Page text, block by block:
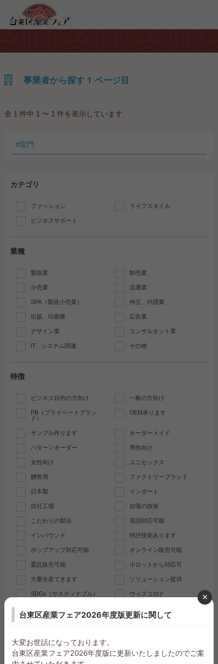
事業者から探す 1 ページ目
全 1 件中 1 〜 1 件を表示しています
カテゴリ
ファッション ライフスタイル
ビジネスサポート
業種
製造業 卸売業
小売業 流通業
SPA（製造小売業） 仲立、代理業
出版、印刷業 広告業
デザイン業 コンサルタント業
IT、システム関連 その他
特徴
ビジネス目的の方向け 一般の方向け
PB（プライベートブラン
ド）
OEM承ります
サンプル作ります オーダーメイド
パターンオーダー 男性向け
女性向け ユニセックス
贈答用 ファクトリーブランド
日本製 インポート
自社工場 自慢の技術
こだわりの製法 英語対応可能
インバウンド 特許技術あります
ポップアップ対応可能 オンライン販売可能
委託販売可能 小ロットから対応可
大量生産できます ソリューション提供
SDGs（サスティナブル） ウィズコロナ
絞り込み
台東区産業フェア2026年度版更新に関して
大変お世話になっております。
台東区産業フェア2026年度版に更新いたしましたのでご案